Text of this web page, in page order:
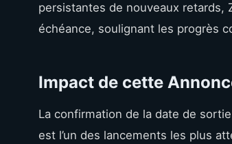
persistantes de nouveaux
échéance, soulignant les progrès
Impact de cette
La confirmation de la date de
est l’un des lancements les plus